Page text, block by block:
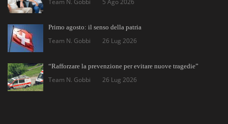
Team N. Gobbi 5 Ago 2026
Primo agosto: il senso della patria
Team N. Gobbi 26 Lug 2026
“Rafforzare la prevenzione per evitare nuove tragedie”
Team N. Gobbi 26 Lug 2026